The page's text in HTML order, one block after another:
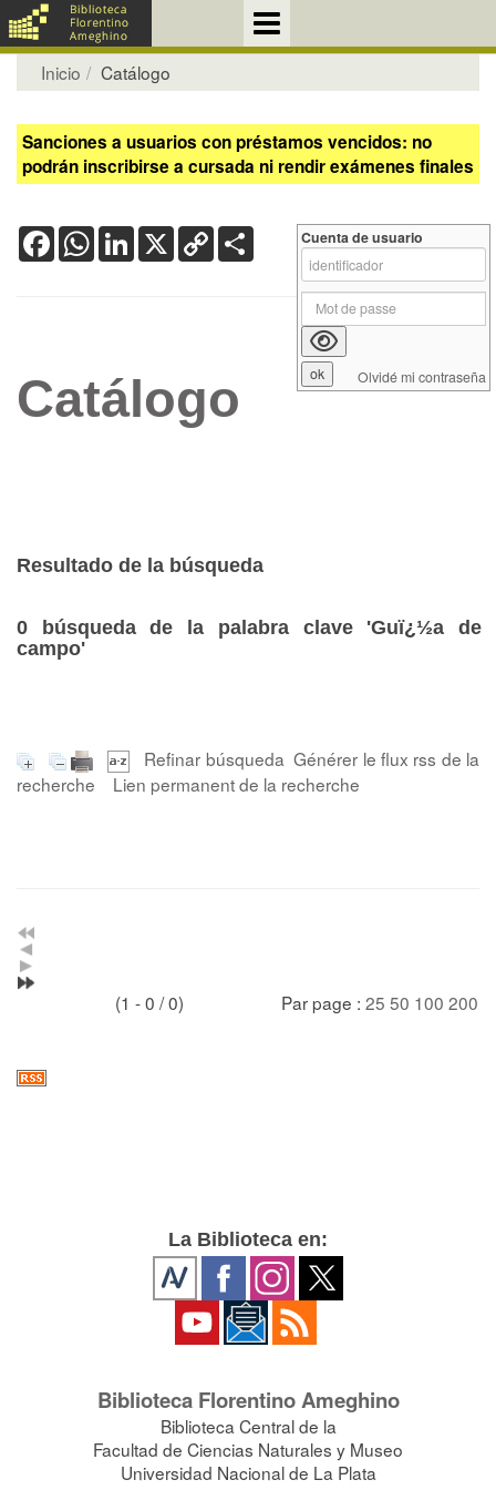
Inicio Catálogo
Sanciones a usuarios con préstamos vencidos: no
podrán inscribirse a cursada ni rendir exámenes finales
FacebookWhatsApp
LinkedIn
X Copy
Link
Catálogo
Resultado de la búsqueda
0 búsqueda de la palabra clave 'Guï¿½a de
campo'
Refinar búsqueda Générer le flux rss de la
recherche
Lien permanent de la recherche
(1 - 0 / 0) Par page : 25 50 100 200
Cuenta de usuario
Olvidé mi contraseña
La Biblioteca en:
Biblioteca Florentino Ameghino
Biblioteca Central de la
Facultad de Ciencias Naturales y Museo
Universidad Nacional de La Plata